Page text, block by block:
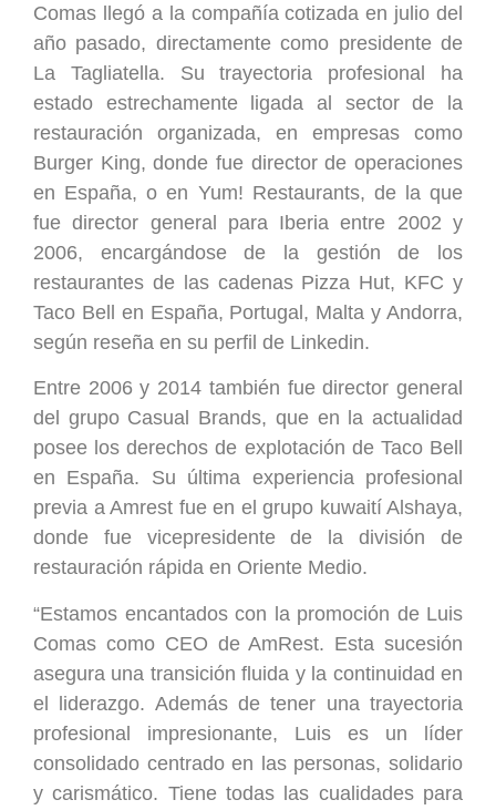
Comas llegó a la compañía cotizada en julio del
año pasado, directamente como presidente de
La Tagliatella. Su trayectoria profesional ha
estado estrechamente ligada al sector de la
restauración organizada, en empresas como
Burger King, donde fue director de operaciones
en España, o en Yum! Restaurants, de la que
fue director general para Iberia entre 2002 y
2006, encargándose de la gestión de los
restaurantes de las cadenas Pizza Hut, KFC y
Taco Bell en España, Portugal, Malta y Andorra,
según reseña en su perfil de Linkedin.
Entre 2006 y 2014 también fue director general
del grupo Casual Brands, que en la actualidad
posee los derechos de explotación de Taco Bell
en España. Su última experiencia profesional
previa a Amrest fue en el grupo kuwaití Alshaya,
donde fue vicepresidente de la división de
restauración rápida en Oriente Medio.
“Estamos encantados con la promoción de Luis
Comas como CEO de AmRest. Esta sucesión
asegura una transición fluida y la continuidad en
el liderazgo. Además de tener una trayectoria
profesional impresionante, Luis es un líder
consolidado centrado en las personas, solidario
y carismático. Tiene todas las cualidades para